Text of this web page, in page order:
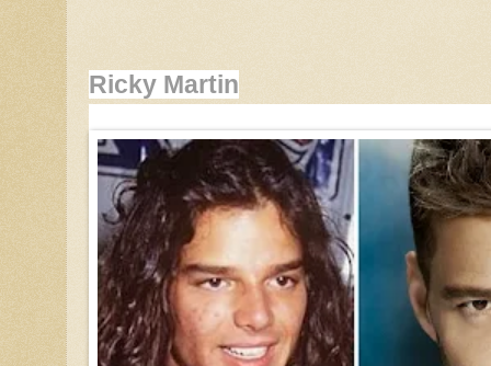
Ricky Martin